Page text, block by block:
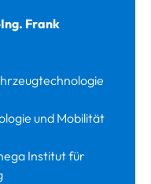
Frank
und Mobilität
Institut für